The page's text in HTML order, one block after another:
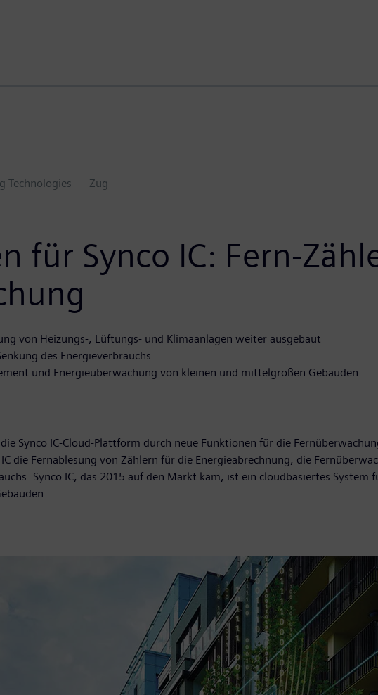
Technologies Zug
für Synco IC: Fern-
von Heizungs-, Lüftungs- und Klimaanlagen weiter ausgebaut
des Energieverbrauchs
und Energieüberwachung von kleinen und mittelgroßen Gebäuden
Synco IC-Cloud-Plattform durch neue Funktionen für die
die Fernablesung von Zählern für die Energieabrechnung, die
Synco IC, das 2015 auf den Markt kam, ist ein cloudbasiertes